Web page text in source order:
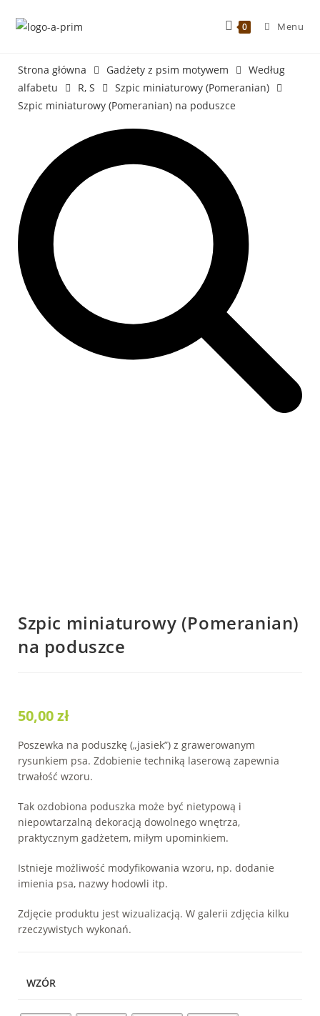
0 Menu
Strona główna Gadżety z psim motywem
Według
alfabetu
R, S
Szpic miniaturowy (Pomeranian)
Szpic miniaturowy (Pomeranian) na poduszce
Szpic miniaturowy (Pomeranian)
na poduszce
50,00zł
Poszewka na poduszkę („jasiek”) z grawerowanym
rysunkiem psa. Zdobienie techniką laserową zapewnia
trwałość wzoru.
Tak ozdobiona poduszka może być nietypową i
niepowtarzalną dekoracją dowolnego wnętrza,
praktycznym gadżetem, miłym upominkiem.
Istnieje możliwość modyfikowania wzoru, np. dodanie
imienia psa, nazwy hodowli itp.
Zdjęcie produktu jest wizualizacją. W galerii zdjęcia kilku
rzeczywistych wykonań.
WZÓR